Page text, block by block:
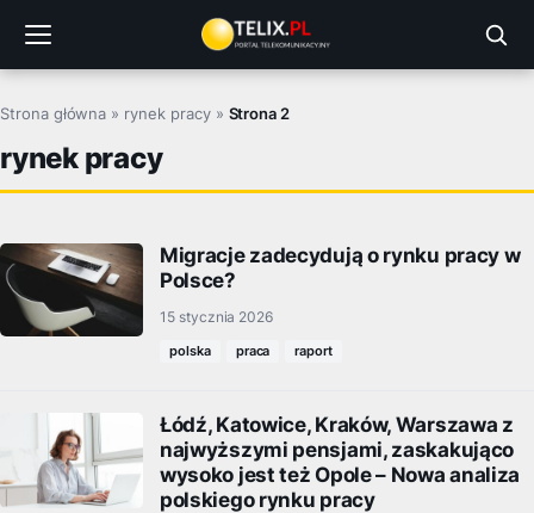
treści
Strona główna » rynek pracy» Strona 2
rynek pracy
Migracje zadecydują o rynku pracy w
Polsce?
15 stycznia 2026
polska praca raport
Łódź, Katowice, Kraków, Warszawa z
najwyższymi pensjami, zaskakująco
wysoko jest też Opole – Nowa analiza
polskiego rynku pracy